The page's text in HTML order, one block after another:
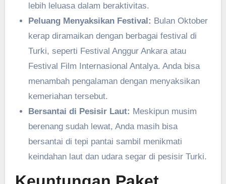
lebih leluasa dalam beraktivitas.
Peluang Menyaksikan Festival: Bulan Oktober
kerap diramaikan dengan berbagai festival di
Turki, seperti Festival Anggur Ankara atau
Festival Film Internasional Antalya. Anda bisa
menambah pengalaman dengan menyaksikan
kemeriahan tersebut.
Bersantai di Pesisir Laut: Meskipun musim
berenang sudah lewat, Anda masih bisa
bersantai di tepi pantai sambil menikmati
keindahan laut dan udara segar di pesisir Turki.